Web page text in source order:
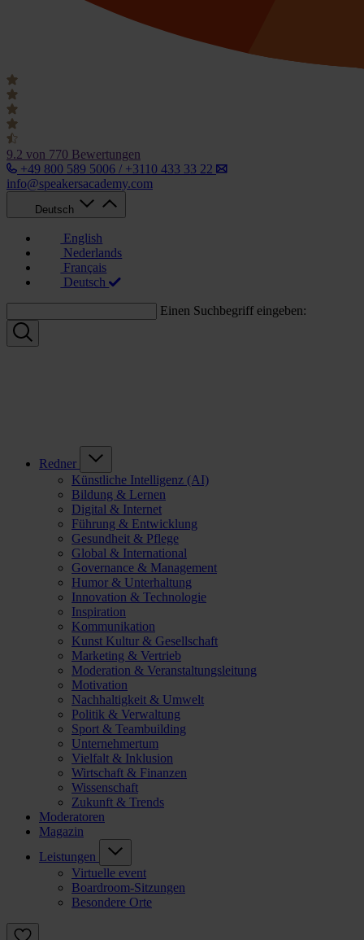
9.2 von 770 Bewertungen
+49 800 589 5006 / +3110 433 33 22
info@speakersacademy.com
Deutsch
English
Nederlands
Français
Deutsch
Einen Suchbegriff eingeben:
Redner
Künstliche Intelligenz (AI)
Bildung & Lernen
Digital & Internet
Führung & Entwicklung
Gesundheit & Pflege
Global & International
Governance & Management
Humor & Unterhaltung
Innovation & Technologie
Inspiration
Kommunikation
Kunst Kultur & Gesellschaft
Marketing & Vertrieb
Moderation & Veranstaltungsleitung
Motivation
Nachhaltigkeit & Umwelt
Politik & Verwaltung
Sport & Teambuilding
Unternehmertum
Vielfalt & Inklusion
Wirtschaft & Finanzen
Wissenschaft
Zukunft & Trends
Moderatoren
Magazin
Leistungen
Virtuelle event
Boardroom-Sitzungen
Besondere Orte